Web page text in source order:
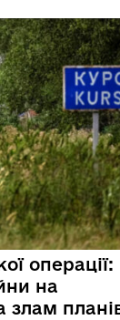
операції:
на
злам